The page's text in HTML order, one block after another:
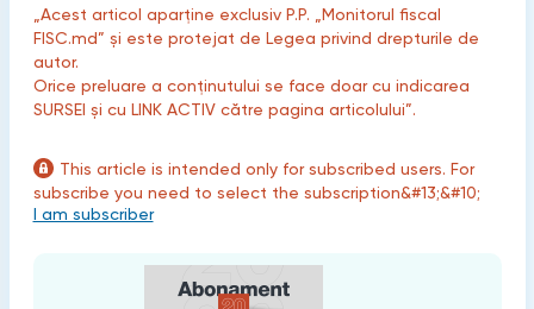
„Acest articol aparține exclusiv P.P. „Monitorul fiscal
FISC.md” și este protejat de Legea privind drepturile de
autor.
Orice preluare a conținutului se face doar cu indicarea
SURSEI și cu LINK ACTIV către pagina articolului”.
This article is intended only for subscribed users. For
subscribe you need to select the subscription&#13;&#10;
I am subscriber